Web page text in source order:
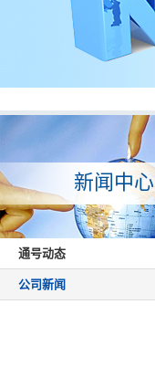
新闻中心
通号动态
公司新闻